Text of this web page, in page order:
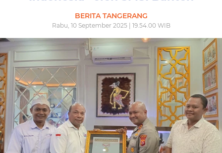
BERITA TANGERANG
Rabu, 10 September 2025 | 19.54.00 WIB